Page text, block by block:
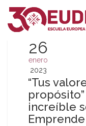
26
enero
2023
“Tus
increíble
Emprende